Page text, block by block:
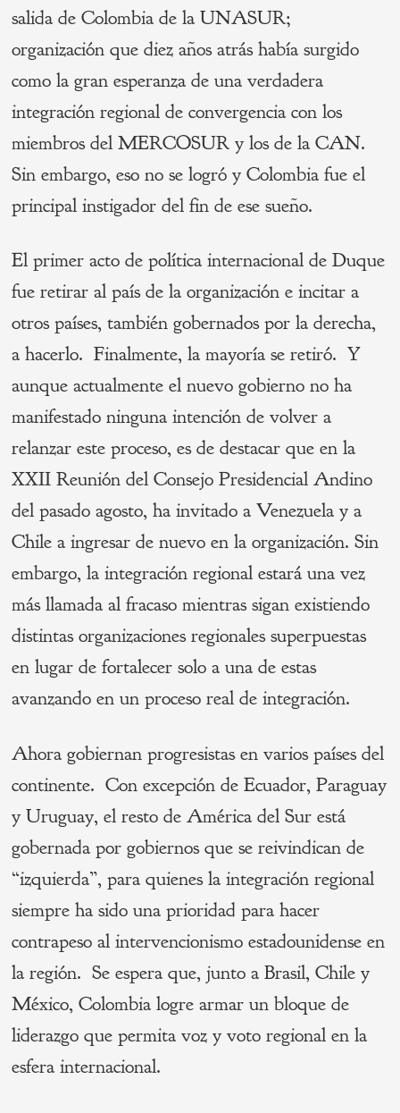
salida de Colombia de la UNASUR;
organización que diez años atrás había surgido
como la gran esperanza de una verdadera
integración regional de convergencia con los
miembros del MERCOSUR y los de la CAN.
Sin embargo, eso no se logró y Colombia fue el
principal instigador del fin de ese sueño.
El primer acto de política internacional de Duque
fue retirar al país de la organización e incitar a
otros países, también gobernados por la derecha,
a hacerlo. Finalmente, la mayoría se retiró. Y
aunque actualmente el nuevo gobierno no ha
manifestado ninguna intención de volver a
relanzar este proceso, es de destacar que en la
XXII Reunión del Consejo Presidencial Andino
del pasado agosto, ha invitado a Venezuela y a
Chile a ingresar de nuevo en la organización. Sin
embargo, la integración regional estará una vez
más llamada al fracaso mientras sigan existiendo
distintas organizaciones regionales superpuestas
en lugar de fortalecer solo a una de estas
avanzando en un proceso real de integración.
Ahora gobiernan progresistas en varios países del
continente. Con excepción de Ecuador, Paraguay
y Uruguay, el resto de América del Sur está
gobernada por gobiernos que se reivindican de
“izquierda”, para quienes la integración regional
siempre ha sido una prioridad para hacer
contrapeso al intervencionismo estadounidense en
la región. Se espera que, junto a Brasil, Chile y
México, Colombia logre armar un bloque de
liderazgo que permita voz y voto regional en la
esfera internacional.